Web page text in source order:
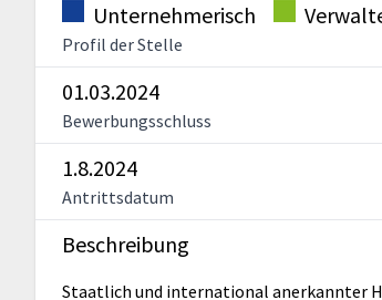
Unternehmerisch
Profil der Stelle
01.03.2024
Bewerbungsschluss
1.8.2024
Antrittsdatum
Beschreibung
Staatlich und international anerkannter